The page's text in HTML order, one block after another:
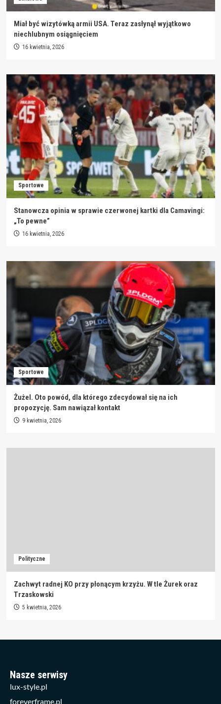
Miał być wizytówką armii USA. Teraz zasłynął wyjątkowo
niechlubnym osiągnięciem
16 kwietnia, 2026
Sportowe
Stanowcza opinia w sprawie czerwonej kartki dla Camavingi:
„To pewne”
16 kwietnia, 2026
Sportowe
Żużel. Oto powód, dla którego zdecydował się na ich
propozycję. Sam nawiązał kontakt
9 kwietnia, 2026
Polityczne
Zachwyt radnej KO przy płonącym krzyżu. W tle Żurek oraz
Trzaskowski
5 kwietnia, 2026
Nasze serwisy
lux-style.pl
foreverframe.pl